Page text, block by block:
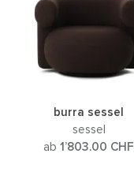
burra sessel
sessel
ab 1’803.00 CHF